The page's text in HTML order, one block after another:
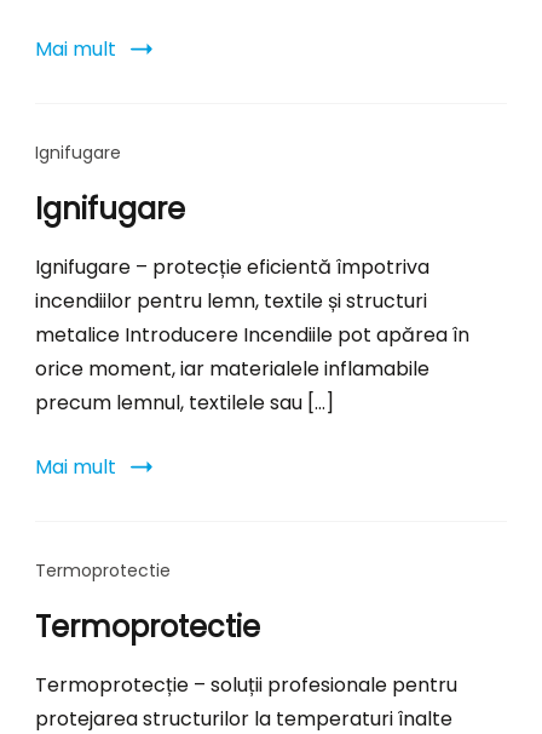
Mai mult
Ignifugare
Ignifugare
Ignifugare – protecție eficientă împotriva
incendiilor pentru lemn, textile și structuri
metalice Introducere Incendiile pot apărea în
orice moment, iar materialele inflamabile
precum lemnul, textilele sau […]
Mai mult
Termoprotectie
Termoprotectie
Termoprotecție – soluții profesionale pentru
protejarea structurilor la temperaturi înalte